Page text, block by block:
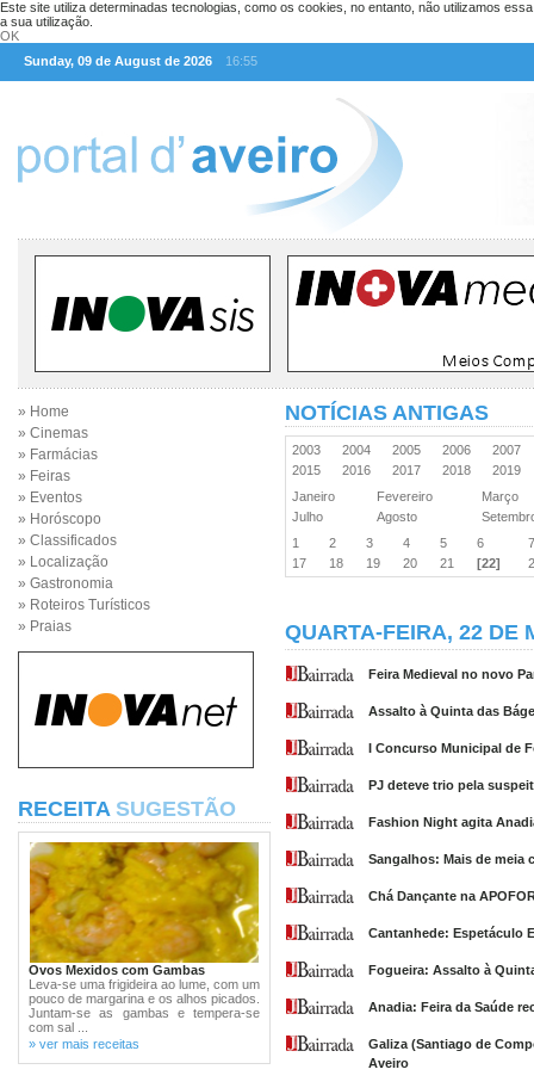
Este site utiliza determinadas tecnologias, como os cookies, no entanto, não utilizamos
a sua utilização.
OK
Sunday, 09 de August de 2026
16:55
» Home
» Cinemas
» Farmácias
» Feiras
» Eventos
» Horóscopo
» Classificados
» Localização
» Gastronomia
» Roteiros Turísticos
» Praias
RECEITA SUGESTÃO
Ovos Mexidos com Gambas
Leva-se uma frigideira ao lume, com um
pouco de margarina e os alhos picados.
Juntam-se as gambas e tempera-se
com sal ...
» ver mais receitas
NOTÍCIAS ANTIGAS
2003 2004 2005 2006
2007
2015
2016 2017 2018
2019
Janeiro
Fevereiro
Março
Julho
Agosto
1
2 3 4 5 6
17
18 19 20 21 [22]
QUARTA-FEIRA, 22 DE
Feira Medieval no novo
Assalto à Quinta das
I Concurso Municipal de
PJ deteve trio pela
Fashion Night agita
Sangalhos: Mais de meia
Chá Dançante na
Cantanhede: Espetáculo
Fogueira: Assalto à
Anadia: Feira da Saúde
Galiza (Santiago de
Aveiro